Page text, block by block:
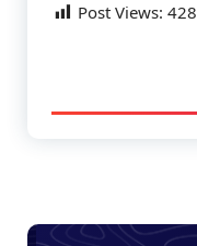
Post Views: 428